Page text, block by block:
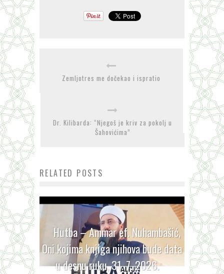
Zemljotres me dočekao i ispratio
Dr. Kilibarda: “Njegoš je kriv za pokolj u
Šahovićima”
RELATED POSTS
Hutba – Ammar ef. Nuhambašić,
Oni kojima knjiga njihova bude data
u desnu ruku, 31. 7. 2026.